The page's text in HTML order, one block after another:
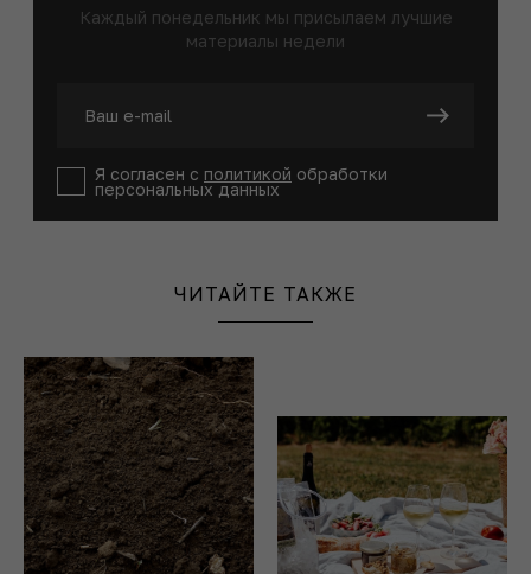
Каждый понедельник мы присылаем лучшие
материалы недели
Я согласен с политикой обработки
персональных данных
ЧИТАЙТЕ ТАКЖЕ